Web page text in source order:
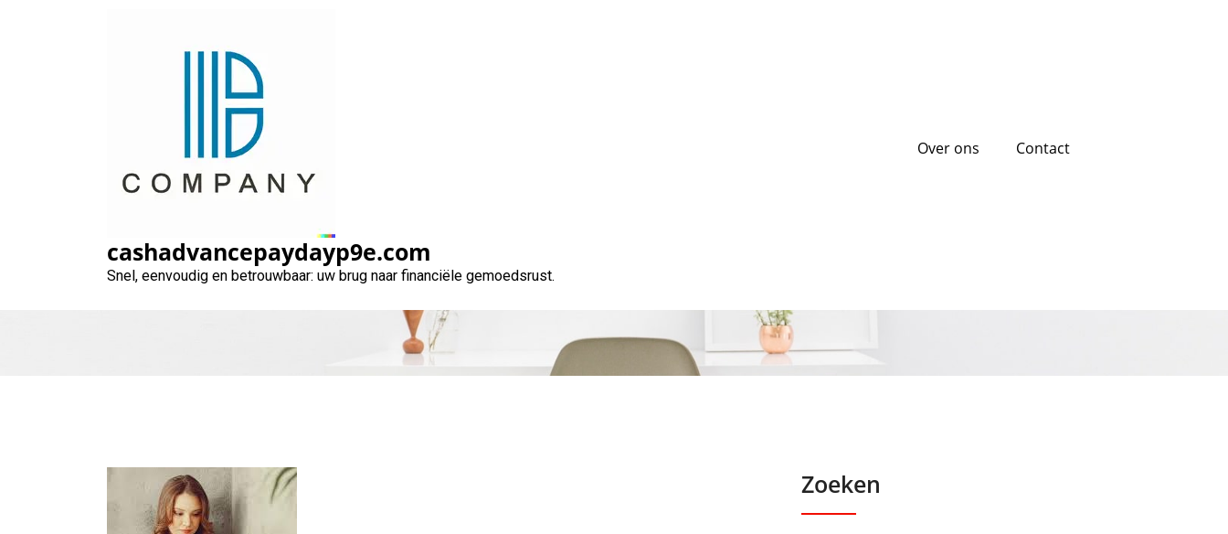
cashadvancepaydayp9e.com
Snel, eenvoudig en betrouwbaar: uw brug naar financiële gemoedsrust.
Over ons Contact
Gemakkelijk en Snel: 2000 euro lenen zonder gedoe met
Cash Advance Payday P9E
Zoeken